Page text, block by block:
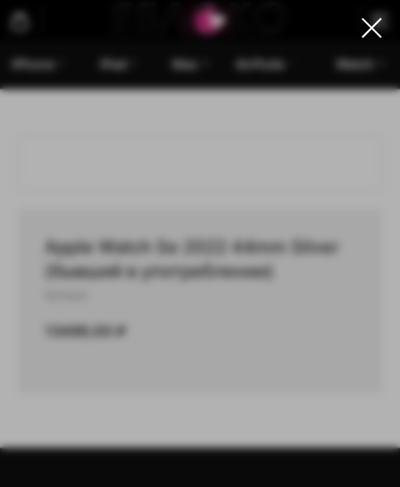
iPhone iPad Mac AirPods Watch
Apple Watch Se 2022 44mm Silver
(бывший в употреблении)
13499,00